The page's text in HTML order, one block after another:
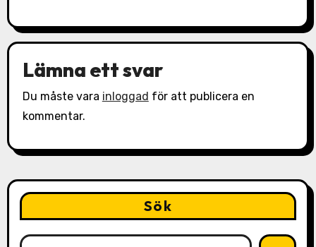
Lämna ett svar
Du måste vara inloggad för att publicera en
kommentar.
Sök